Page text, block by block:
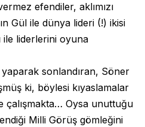
efendiler, aklımızı
Gül ile dünya lideri (!) ikisi
ile liderlerini oyuna
yaparak sonlandıran, Söner
ki, böylesi kıyaslamalar
çalışmakta… Oysa unuttuğu
Milli Görüş gömleğini